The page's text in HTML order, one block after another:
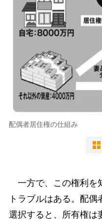
配偶者居住権の仕組み
一方で、この権利を
トラブルはある。配
選択すると、所有権は